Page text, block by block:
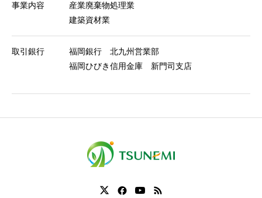
事業内容
産業廃棄物処理業
建築資材業
取引銀行
福岡銀行 北九州営業部
福岡ひびき信用金庫 新門司支店